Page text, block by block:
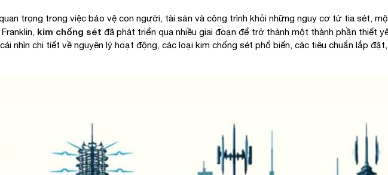
trọng trong việc bảo vệ con người, tài sản và công trình khỏi những nguy cơ từ tia sét,
kim chống sét đã phát triển qua nhiều giai đoạn để trở thành một thành phần thiết
nhìn chi tiết về nguyên lý hoạt động, các loại kim chống sét phổ biến, các tiêu chuẩn lắp